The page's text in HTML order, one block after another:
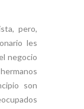
pero,
les
negocio
son